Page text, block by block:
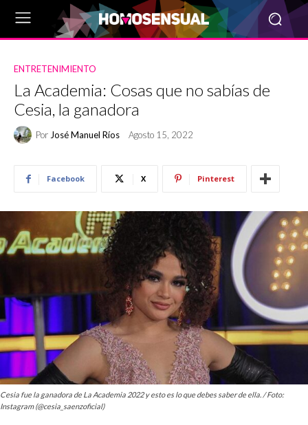
ENTRETENIMIENTO
La Academia: Cosas que no sabías de
Cesia, la ganadora
Por José Manuel Ríos Agosto 15, 2022
Facebook X Pinterest
Cesia fue la ganadora de La Academia 2022 y esto es lo que debes saber de ella. / Foto:
Instagram (@cesia_saenzoficial)